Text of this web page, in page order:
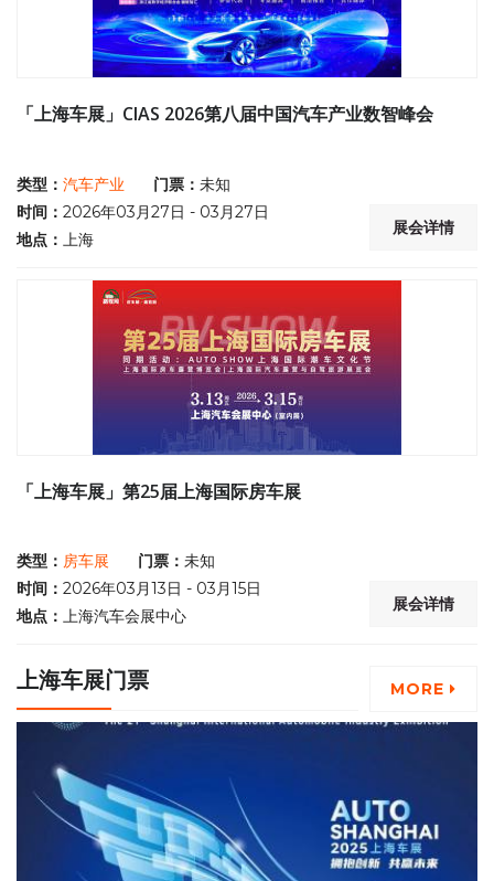
「上海车展」CIAS 2026第八届中国汽车产业数智峰会
类型： 汽车产业 门票： 未知
时间： 2026年03月27日 - 03月27日
地点：
上海
展会详情
「上海车展」第25届上海国际房车展
类型： 房车展 门票： 未知
时间： 2026年03月13日 - 03月15日
地点： 上海汽车会展中心
展会详情
上海车展门票 MORE